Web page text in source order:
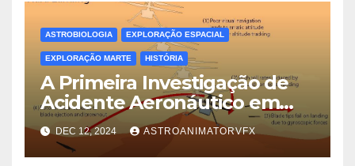
ASTROBIOLOGIA EXPLORAÇÃO ESPACIAL
EXPLORAÇÃO MARTE HISTÓRIA
A Primeira Investigação de
Acidente Aeronáutico em
Outro Mundo: Lições do
Ingenuity em Marte
DEC 12, 2024 ASTROANIMATORVFX